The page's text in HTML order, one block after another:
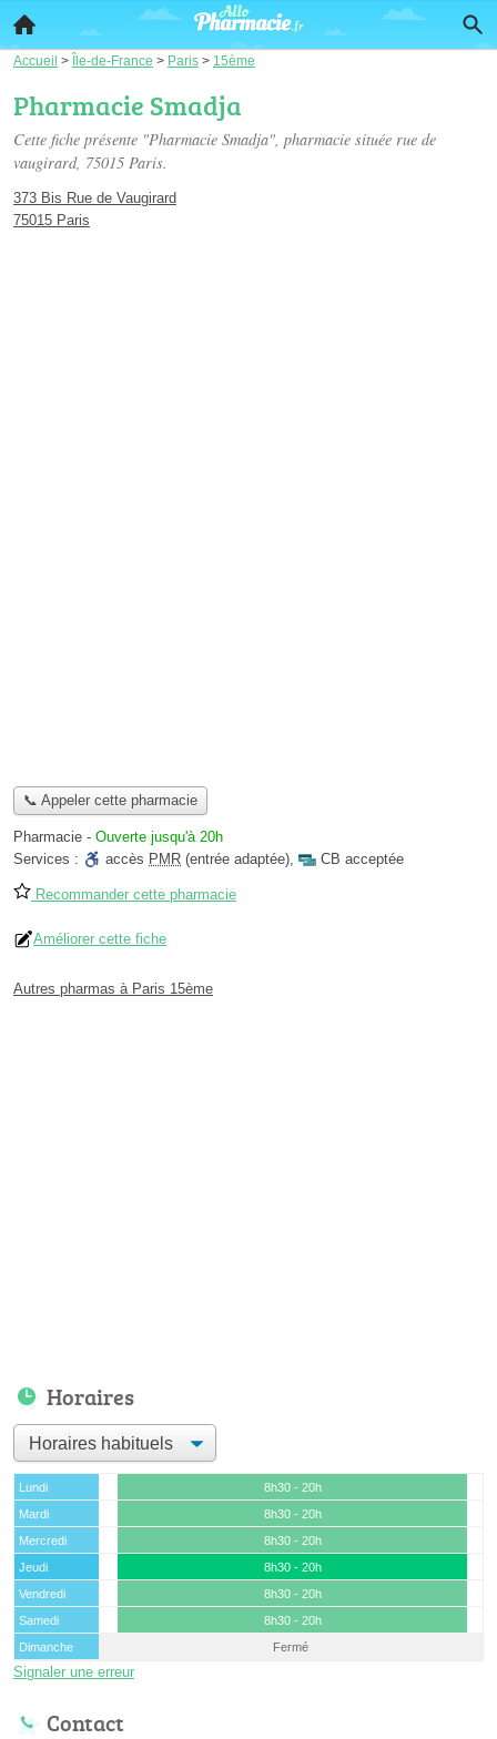
Accueil > Île-de-France > Paris > 15ème
Pharmacie Smadja
Cette fiche présente "Pharmacie Smadja", pharmacie située rue de
vaugirard, 75015 Paris.
373 Bis Rue de Vaugirard
75015 Paris
📞 Appeler cette pharmacie
Pharmacie - Ouverte jusqu'à 20h
Services :
accès PMR (entrée adaptée), CB acceptée
Recommander cette pharmacie
Améliorer cette fiche
Autres pharmas à Paris 15ème
Horaires
Lundi
8h30 - 20h
Mardi
8h30 - 20h
Mercredi
8h30 - 20h
Jeudi
8h30 - 20h
Vendredi
8h30 - 20h
Samedi
8h30 - 20h
Dimanche
Fermé
Signaler une erreur
Contact